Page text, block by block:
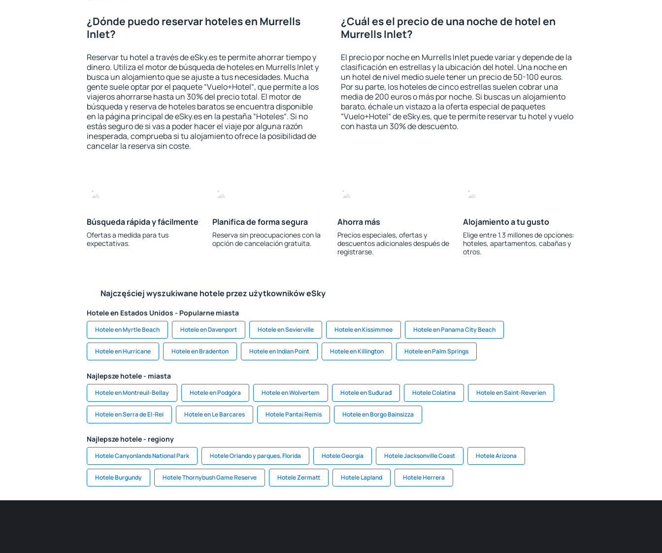
¿Dónde puedo reservar hoteles en Murrells
Inlet?
Reservar tu hotel a través de eSky.es te permite ahorrar tiempo y
dinero. Utiliza el motor de búsqueda de hoteles en Murrells Inlet y
busca un alojamiento que se ajuste a tus necesidades. Mucha
gente suele optar por el paquete “Vuelo+Hotel“, que permite a los
viajeros ahorrarse hasta un 30% del precio total. El motor de
búsqueda y reserva de hoteles baratos se encuentra disponible
en la página principal de eSky.es en la pestaña “Hoteles“. Si no
estás seguro de si vas a poder hacer el viaje por alguna razón
inesperada, comprueba si tu alojamiento ofrece la posibilidad de
cancelar la reserva sin coste.
¿Cuál es el precio de una noche de hotel en
Murrells Inlet?
El precio por noche en Murrells Inlet puede variar y depende de la
clasificación en estrellas y la ubicación del hotel. Una noche en
un hotel de nivel medio suele tener un precio de 50-100 euros.
Por su parte, los hoteles de cinco estrellas suelen cobrar una
media de 200 euros o más por noche. Si buscas un alojamiento
barato, échale un vistazo a la oferta especial de paquetes
“Vuelo+Hotel“ de eSky.es, que te permite reservar tu hotel y vuelo
con hasta un 30% de descuento.
Búsqueda rápida y fácilmente
Ofertas a medida para tus
expectativas.
Planifica de forma segura
Reserva sin preocupaciones con la
opción de cancelación gratuita.
Ahorra más
Precios especiales, ofertas y
descuentos adicionales después de
registrarse.
Alojamiento a tu gusto
Elige entre 1.3 millones de opciones:
hoteles, apartamentos, cabañas y
otros.
Najczęściej wyszukiwane hotele przez użytkowników eSky
Hotele en Estados Unidos - Popularne miasta
Hotele en Myrtle Beach Hotele en Davenport Hotele en Sevierville Hotele en Kissimmee Hotele en Panama City Beach
Hotele en Hurricane Hotele en Bradenton Hotele en Indian Point Hotele en Killington Hotele en Palm Springs
Najlepsze hotele - miasta
Hotele en Montreuil-Bellay Hotele en Podgóra Hotele en Wolvertem Hotele en Suđurađ Hotele Colatina Hotele en Saint-Reverien
Hotele en Serra de El-Rei Hotele en Le Barcares Hotele Pantai Remis Hotele en Borgo Bainsizza
Najlepsze hotele - regiony
Hotele Canyonlands National Park Hotele Orlando y parques, Florida Hotele Georgia Hotele Jacksonville Coast Hotele Arizona
Hotele Burgundy Hotele Thornybush Game Reserve Hotele Zermatt Hotele Lapland Hotele Herrera